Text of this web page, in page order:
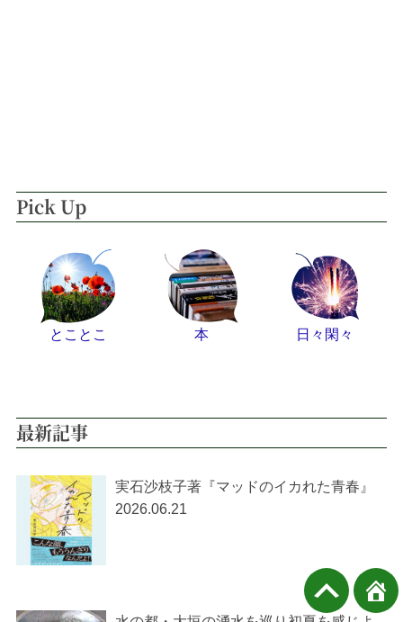
Pick Up
とことこ 本 日々閑々
最新記事
実石沙枝子著『マッドのイカれた青春』
2026.06.21